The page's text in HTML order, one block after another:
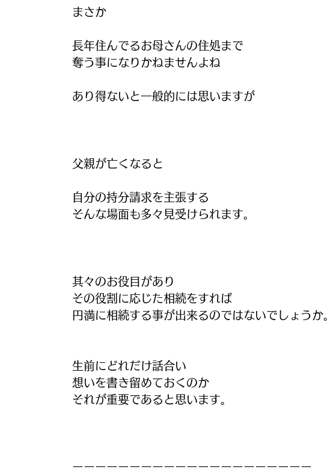
まさか
長年住んでるお母さんの住処まで
奪う事になりかねませんよね
あり得ないと一般的には思いますが
父親が亡くなると
自分の持分請求を主張する
そんな場面も多々見受けられます。
其々のお役目があり
その役割に応じた相続をすれば
円満に相続する事が出来るのではないでしょうか。
生前にどれだけ話合い
想いを書き留めておくのか
それが重要であると思います。
ーーーーーーーーーーーーーーーーーーーーー